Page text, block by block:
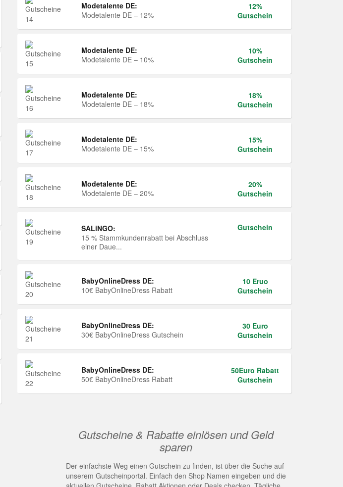
Modetalente DE:
Modetalente DE – 12%
12%
Gutschein
Modetalente DE:
Modetalente DE – 10%
10%
Gutschein
Modetalente DE:
Modetalente DE – 18%
18%
Gutschein
Modetalente DE:
Modetalente DE – 15%
15%
Gutschein
Modetalente DE:
Modetalente DE – 20%
20%
Gutschein
SALiNGO:
15 % Stammkundenrabatt bei Abschluss
einer Daue...
Gutschein
BabyOnlineDress DE:
10€ BabyOnlineDress Rabatt
10 Eruo
Gutschein
BabyOnlineDress DE:
30€ BabyOnlineDress Gutschein
30 Euro
Gutschein
BabyOnlineDress DE:
50€ BabyOnlineDress Rabatt
50Euro Rabatt
Gutschein
Gutscheine & Rabatte einlösen und Geld
sparen
Der einfachste Weg einen Gutschein zu finden, ist über die Suche auf
unserem Gutscheinportal. Einfach den Shop Namen eingeben und die